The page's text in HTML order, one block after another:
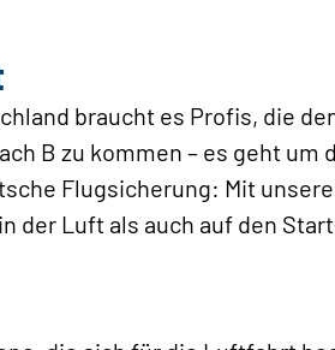
braucht es Profis, die
B zu kommen – es geht um
Flugsicherung: Mit
der Luft als auch auf den